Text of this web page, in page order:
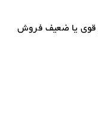
قوی یا ضعیف فروش